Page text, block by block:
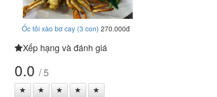
Ốc tỏi xào bơ cay (3 con) 270.000đ
Xếp hạng và đánh giá
0.0 / 5